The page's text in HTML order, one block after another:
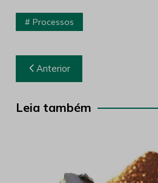
Processos
Navegação
de
Post
Anterior
Leia também